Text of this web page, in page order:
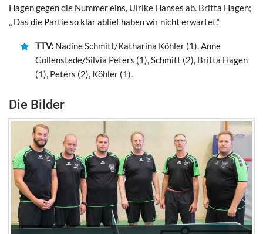
Hagen gegen die Nummer eins, Ulrike Hanses ab. Britta Hagen;
„ Das die Partie so klar ablief haben wir nicht erwartet.“
TTV: Nadine Schmitt/Katharina Köhler (1), Anne
Gollenstede/Silvia Peters (1), Schmitt (2), Britta Hagen
(1), Peters (2), Köhler (1).
Die Bilder